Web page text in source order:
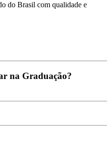
do Brasil com qualidade e
na Graduação?